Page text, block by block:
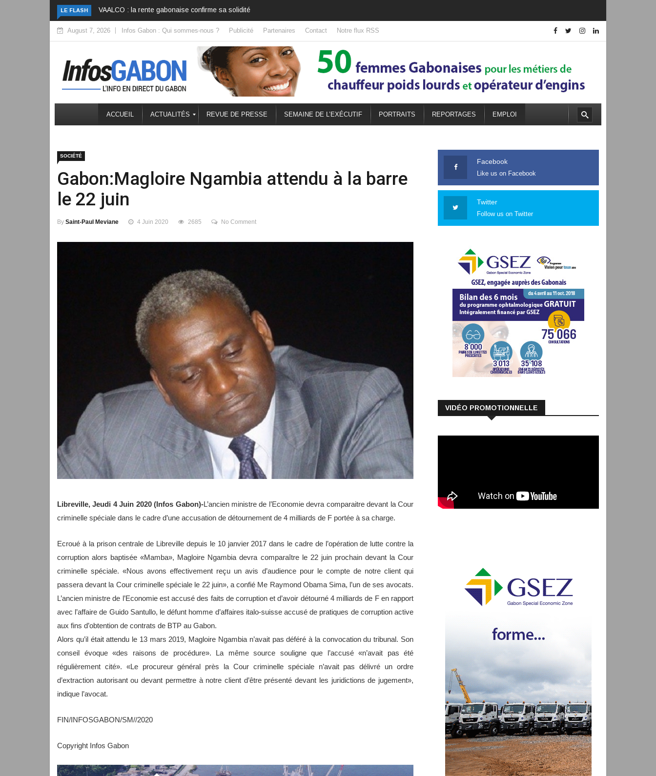
LE FLASH Gabon : La bataille logistique des grands projets
August 7, 2026 Infos Gabon : Qui sommes-nous ? Publicité Partenaires Contact Notre flux RSS
ACCUEIL ACTUALITÉS REVUE DE PRESSE SEMAINE DE L’EXÉCUTIF PORTRAITS REPORTAGES EMPLOI
SOCIÉTÉ
Gabon:Magloire Ngambia attendu à la barre
le 22 juin
By Saint-Paul Meviane 4 Juin 2020 2685 No Comment
Libreville, Jeudi 4 Juin 2020 (Infos Gabon)-L’ancien ministre de l’Economie devra comparaitre devant la Cour
criminelle spéciale dans le cadre d’une accusation de détournement de 4 milliards de F portée à sa charge.
Ecroué à la prison centrale de Libreville depuis le 10 janvier 2017 dans le cadre de l’opération de lutte contre la
corruption alors baptisée «Mamba», Magloire Ngambia devra comparaître le 22 juin prochain devant la Cour
criminelle spéciale. «Nous avons effectivement reçu un avis d’audience pour le compte de notre client qui
passera devant la Cour criminelle spéciale le 22 juin», a confié Me Raymond Obama Sima, l’un de ses avocats.
L’ancien ministre de l’Economie est accusé des faits de corruption et d’avoir détourné 4 milliards de F en rapport
avec l’affaire de Guido Santullo, le défunt homme d’affaires italo-suisse accusé de pratiques de corruption active
aux fins d’obtention de contrats de BTP au Gabon.
Alors qu’il était attendu le 13 mars 2019, Magloire Ngambia n’avait pas déféré à la convocation du tribunal. Son
conseil évoque «des raisons de procédure». La même source souligne que l’accusé «n’avait pas été
régulièrement cité». «Le procureur général près la Cour criminelle spéciale n’avait pas délivré un ordre
d’extraction autorisant ou devant permettre à notre client d’être présenté devant les juridictions de jugement»,
indique l’avocat.
FIN/INFOSGABON/SM//2020
Copyright Infos Gabon
Facebook
Like us on Facebook
Twitter
Follow us on Twitter
VIDÉO PROMOTIONNELLE